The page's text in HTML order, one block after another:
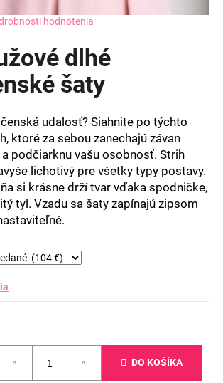
hodnotenia
dlhé
šaty
udalosť? Siahnite po týchto
ktoré za sebou zanechajú závan
a podčiarknu vašu osobnosť. Strih
lichotivý pre všetky typy postavy.
si krásne drží tvar vďaka spodničke,
tyl. Vzadu sa šaty zapínajú zipsom
DO KOŠÍKA